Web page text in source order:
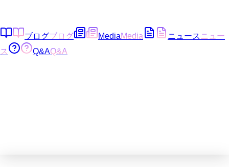
ブログブログ MediaMedia ニュース ニュー
ス
Q&AQ&A